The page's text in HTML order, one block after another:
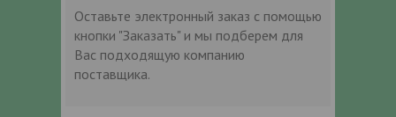
Оставьте электронный заказ с помощью
кнопки "Заказать" и мы подберем для
Вас подходящую компанию
поставщика.